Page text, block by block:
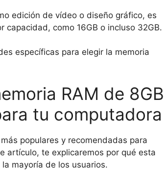
edición de vídeo o diseño gráfico, es
capacidad, como 16GB o incluso 32GB.
específicas para elegir la memoria
RAM de 8GB
tu computadora
populares y recomendadas para
artículo, te explicaremos por qué esta
mayoría de los usuarios.